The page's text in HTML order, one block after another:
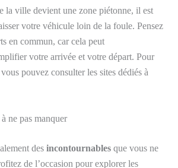
la ville devient une zone piétonne, il est
votre véhicule loin de la foule. Pensez
en commun, car cela peut
votre arrivée et votre départ. Pour
pouvez consulter les sites dédiés à
ne pas manquer
des incontournables que vous ne
de l’occasion pour explorer les